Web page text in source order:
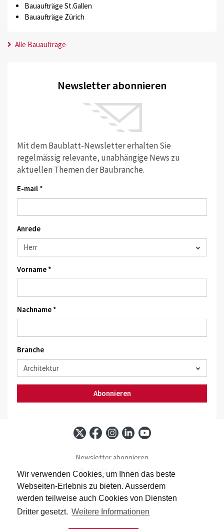
Wir verwenden Cookies, um Ihnen das beste
Webseiten-Erlebnis zu bieten. Ausserdem
werden teilweise auch Cookies von Diensten
Dritter gesetzt. Weitere Informationen
Bauaufträge St.Gallen
Bauaufträge Zürich
Alle Bauaufträge
Newsletter abonnieren
Mit dem Baublatt-Newsletter erhalten Sie
regelmässig relevante, unabhängige News zu
aktuellen Themen der Baubranche.
E-mail *
Anrede
Vorname *
Nachname *
Branche
Abonnieren
Newsletter abonnieren
Baublatt abonnieren
Kontakt
Impressum
Datenschutz